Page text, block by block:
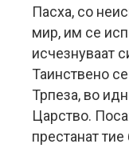
Пасха, со
мир, им се
исчезнуваат
Таинствено
Трпеза, во
Царство.
престанат